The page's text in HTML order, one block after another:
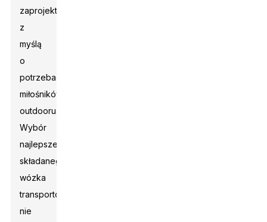
zaprojektowane
z
myślą
o
potrzebach
miłośników
outdooru.
Wybór
najlepszego
składanego
wózka
transportowego
nie